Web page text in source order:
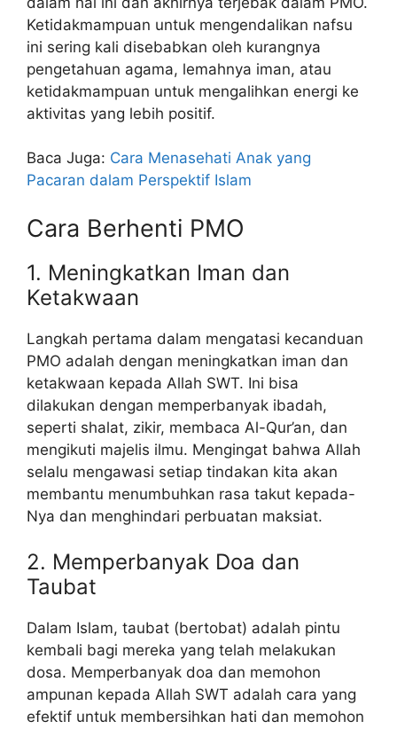
Ketidakmampuan untuk mengendalikan nafsu
ini sering kali disebabkan oleh kurangnya
pengetahuan agama, lemahnya iman, atau
ketidakmampuan untuk mengalihkan energi ke
aktivitas yang lebih positif.
Baca Juga: Cara Menasehati Anak yang
Pacaran dalam Perspektif Islam
Cara Berhenti PMO
1. Meningkatkan Iman dan
Ketakwaan
Langkah pertama dalam mengatasi kecanduan
PMO adalah dengan meningkatkan iman dan
ketakwaan kepada Allah SWT. Ini bisa
dilakukan dengan memperbanyak ibadah,
seperti shalat, zikir, membaca Al-Qur’an, dan
mengikuti majelis ilmu. Mengingat bahwa Allah
selalu mengawasi setiap tindakan kita akan
membantu menumbuhkan rasa takut kepada-
Nya dan menghindari perbuatan maksiat.
2. Memperbanyak Doa dan
Taubat
Dalam Islam, taubat (bertobat) adalah pintu
kembali bagi mereka yang telah melakukan
dosa. Memperbanyak doa dan memohon
ampunan kepada Allah SWT adalah cara yang
efektif untuk membersihkan hati dan memohon